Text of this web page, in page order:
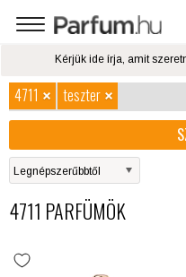
4711
teszter
4711 PARFÜMÖK